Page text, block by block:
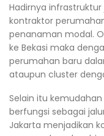
Hadirnya
kontraktor
penanaman modal.
ke Bekasi maka
perumahan baru
ataupun cluster
Selain itu
berfungsi sebagai
Jakarta menjadikan